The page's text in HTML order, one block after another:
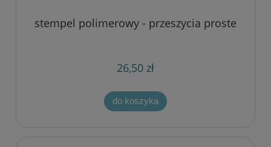
stempel polimerowy - przeszycia proste
26,50 zł
do koszyka